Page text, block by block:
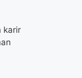
karir